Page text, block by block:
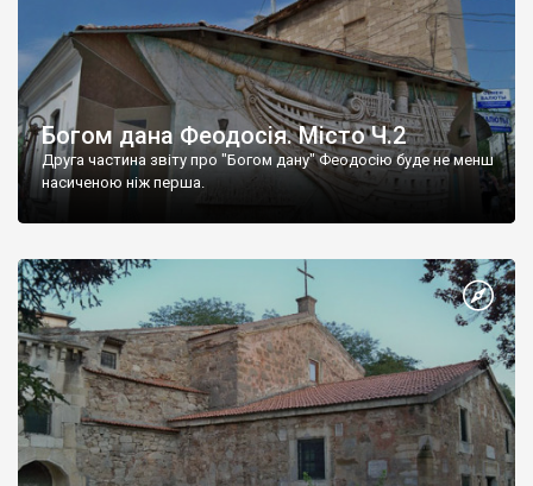
Богом дана Феодосія. Місто Ч.2
Друга частина звіту про "Богом дану" Феодосію буде не менш
насиченою ніж перша.